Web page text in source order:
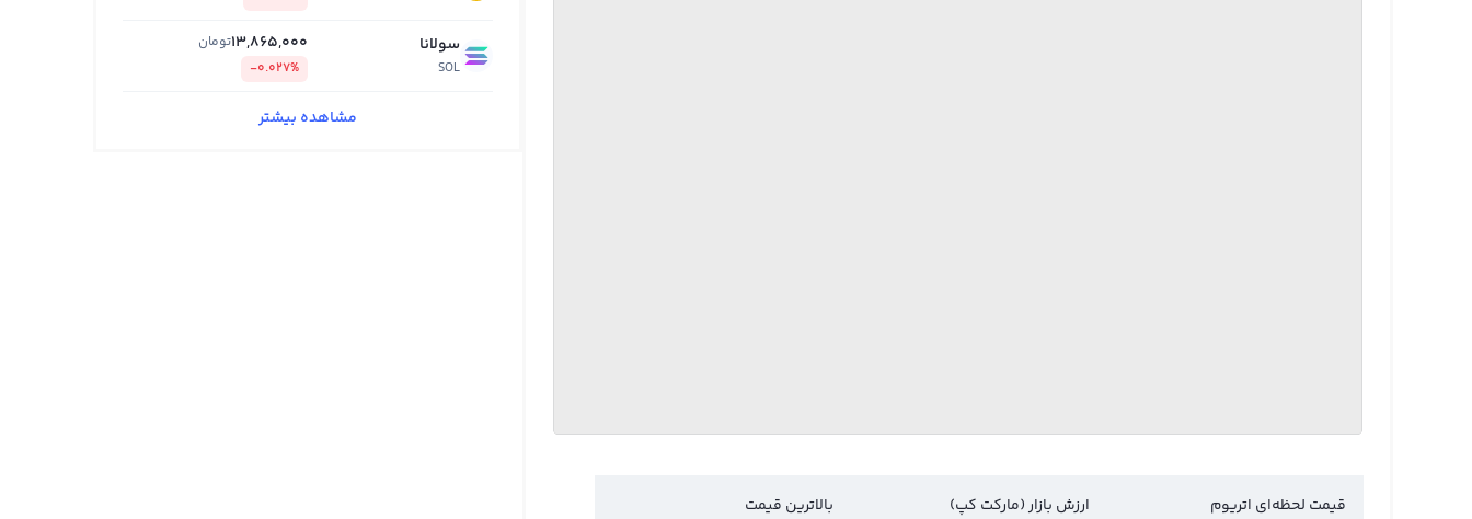
قیمت لحظه‌ای اتریوم ارزش بازار (مارکت کپ) بالاترین قیمت
سولانا
SOL
13,865,000تومان
-0.027%
مشاهده بیشتر